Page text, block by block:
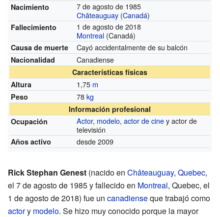
Nacimiento
7 de agosto de 1985
Châteauguay (Canadá)
Fallecimiento
1 de agosto de 2018
Montreal (Canadá)
Causa de muerte Cayó accidentalmente de su balcón
Nacionalidad Canadiense
Características físicas
Altura
1,75 m
Peso 78kg
Información profesional
Ocupación
Actor, modelo,actor de ciney actor de
televisión
Años activo desde 2009
Rick Stephan Genest (nacido en Châteauguay, Quebec,
el 7 de agosto de 1985 y fallecido en Montreal, Quebec, el
1 de agosto de 2018) fue un canadienseque trabajó como
actory modelo. Se hizo muy conocido porque la mayor